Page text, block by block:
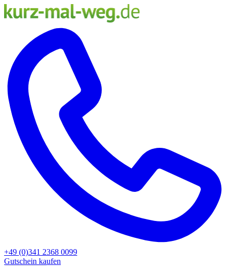
+49 (0)341 2368 0099
Gutschein kaufen